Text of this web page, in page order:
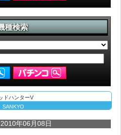
種検索
ドハンターV
SANKYO
年06月08日